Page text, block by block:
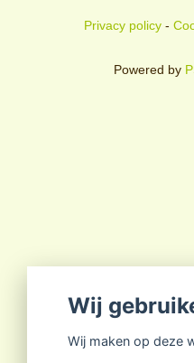
Privacy policy-
Powered by
Wij
Wij maken op deze